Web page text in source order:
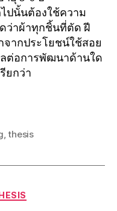
ปนั้นต้องใช้ความ
ว่าผ้าทุกชิ้นที่ตัด ฝี
ากประโยชน์ใช้สอย
ต่อการพัฒนาด้านใด
ยกว่า
,thesis